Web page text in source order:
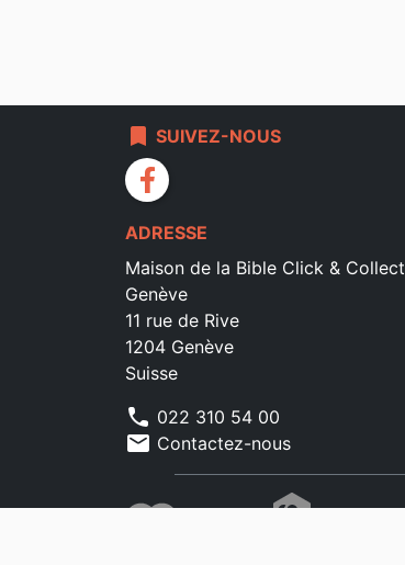
bookmark SUIVEZ-NOUS
facebook
ADRESSE
Maison de la Bible Click & Collect
Genève
11 rue de Rive
1204 Genève
Suisse
phone 022 310 54 00
mail Contactez-nous